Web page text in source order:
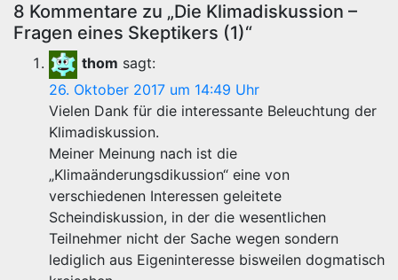
8 Kommentare zu „Die Klimadiskussion –
Fragen eines Skeptikers (1)“
thom sagt:
26. Oktober 2017 um 14:49 Uhr
Vielen Dank für die interessante Beleuchtung der
Klimadiskussion.
Meiner Meinung nach ist die
„Klimaänderungsdikussion“ eine von
verschiedenen Interessen geleitete
Scheindiskussion, in der die wesentlichen
Teilnehmer nicht der Sache wegen sondern
lediglich aus Eigeninteresse bisweilen dogmatisch